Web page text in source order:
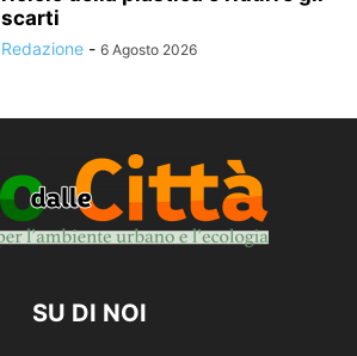
scarti
Redazione - 6 Agosto 2026
SU DI NOI